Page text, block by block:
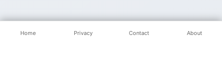
Home Privacy Contact About